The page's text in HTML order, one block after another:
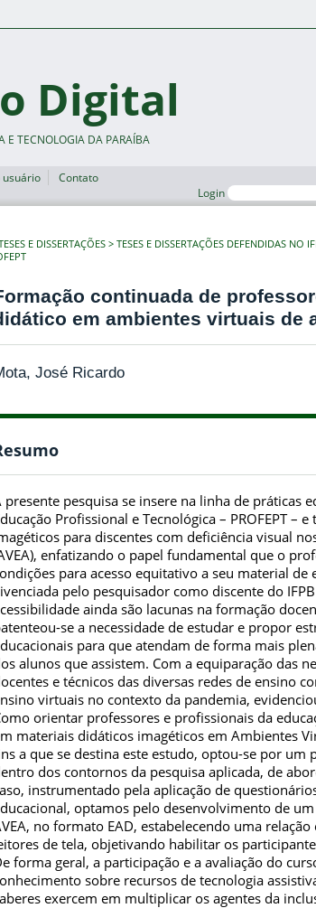
Digital
E TECNOLOGIA DA PARAÍBA
usuário
Contato
Login
E DISSERTAÇÕES TESES E DISSERTAÇÕES DEFENDIDAS NO
continuada de
em ambientes virtuais de
José Ricardo
presente pesquisa se insere na linha de práticas
Profissional e Tecnológica – PROFEPT –
para discentes com deficiência visual
enfatizando o papel fundamental que o
para acesso equitativo a seu material
pelo pesquisador como discente do
ainda são lacunas na formação
se a necessidade de estudar e propor
para que atendam de forma mais
alunos que assistem. Com a equiparação das
e técnicos das diversas redes de ensino
virtuais no contexto da pandemia,
orientar professores e profissionais da
materiais didáticos imagéticos em Ambientes
a que se destina este estudo, optou-se por
dos contornos da pesquisa aplicada, de
instrumentado pela aplicação de
optamos pelo desenvolvimento de
no formato EAD, estabelecendo uma
de tela, objetivando habilitar os
forma geral, a participação e a avaliação do
sobre recursos de tecnologia
exercem em multiplicar os agentes da